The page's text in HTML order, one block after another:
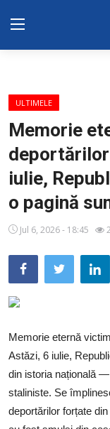
DISPOZITIILE
Adresa: str. Kiev 3
98 | mail:
SERVICII SECTOR
ADMINISTRAŢIA
Transparența
Proiecte
Sectorul Rîșcani
Căutați pe Internet
ULTIMELE
Memorie
iulie,
o pagină
Jul 6, 2026 - 18:45
Memorie eternă
​Astăzi, 6 iulie,
din istoria națională
staliniste. Se
deportărilor forțate